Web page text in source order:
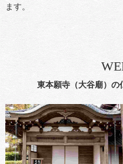
ます。
東本願寺（大谷廟）の